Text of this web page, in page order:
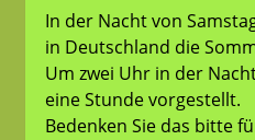
In der Nacht von
in Deutschland die
Um zwei Uhr in der
eine Stunde vorgestellt.
Bedenken Sie das bitte